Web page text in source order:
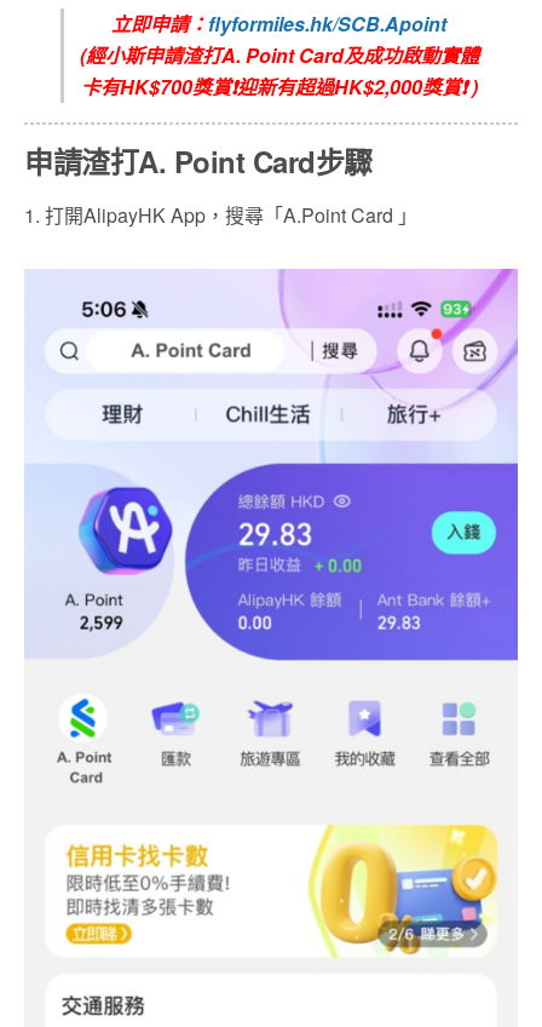
立即申請：flyformiles.hk/SCB.Apoint
(經小斯申請渣打A. Point Card及成功啟動實體
卡有HK$700獎賞❗迎新有超過HK$2,000獎賞❗ )
申請渣打A. Point Card步驟
1. 打開AlipayHK App，搜尋「A.Point Card 」